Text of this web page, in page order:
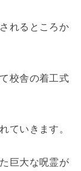
れるところか
校舎の着工式
ていきます。
巨大な呪霊が